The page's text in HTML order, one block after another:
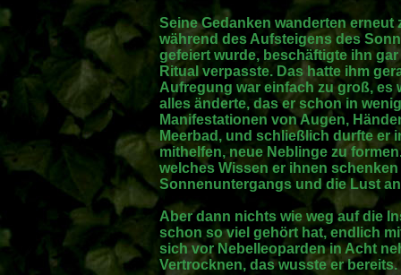
Seine Gedanken wanderten
während des Aufsteigens des
gefeiert wurde, beschäftigte ihn
Ritual verpasste. Das hatte ihm
Aufregung war einfach zu groß, es
alles änderte, das er schon in
Manifestationen von Augen,
Meerbad, und schließlich durfte er
mithelfen, neue Neblinge zu
welches Wissen er ihnen
Sonnenuntergangs und die Lust
Aber dann nichts wie weg auf die
schon so viel gehört hat, endlich
sich vor Nebelleoparden in Acht
Vertrocknen, das wusste er